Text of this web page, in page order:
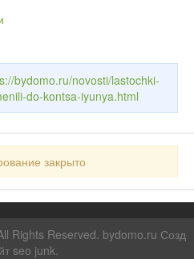
bydomo.ru/novosti/lastochki-
do-kontsa-iyunya.html
закрыто
Rights Reserved. bydomo.ru Созд
seo junk.